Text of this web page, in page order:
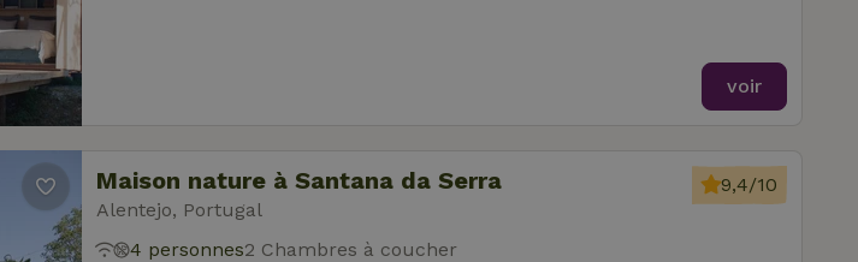
voir
Maison nature à Santana da Serra
Alentejo, Portugal
9,4/10
4 personnes2 Chambres à coucher